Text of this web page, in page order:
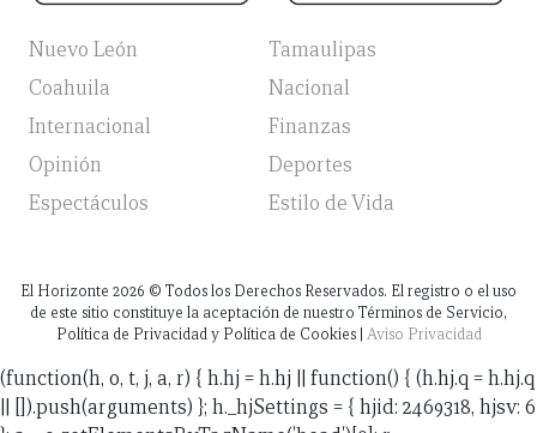
Nuevo León
Tamaulipas
Coahuila
Nacional
Internacional
Finanzas
Opinión
Deportes
Espectáculos
Estilo de Vida
El Horizonte 2026 © Todos los Derechos Reservados. El registro o el uso
de este sitio constituye la aceptación de nuestro Términos de Servicio,
Política de Privacidad y Política de Cookies | Aviso Privacidad
(function(h, o, t, j, a, r) { h.hj = h.hj || function() { (h.hj.q = h.hj.q
|| []).push(arguments) }; h._hjSettings = { hjid: 2469318, hjsv: 6